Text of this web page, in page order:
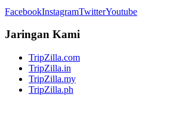
FacebookInstagramTwitterYoutube
Jaringan Kami
TripZilla.com
TripZilla.in
TripZilla.my
TripZilla.ph